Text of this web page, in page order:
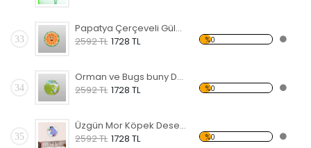
33
Papatya Çerçeveli Gülen desenli Dekoratif Duvar Saati
2592 TL 1728 TL %0
34
Orman ve Bugs buny Desenli Dekoratif Duvar Saati
2592 TL 1728 TL %0
35
Üzgün Mor Köpek Desenli Dekoratif Duvar Saati
2592 TL 1728 TL %0